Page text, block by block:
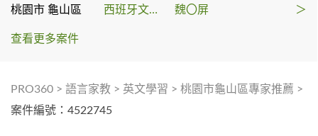
桃園市 龜山區 西班牙文學習 魏〇屏 ＞
查看更多案件
PRO360 > 語言家教 > 英文學習 > 桃園市龜山區專家推薦 >
案件編號：4522745